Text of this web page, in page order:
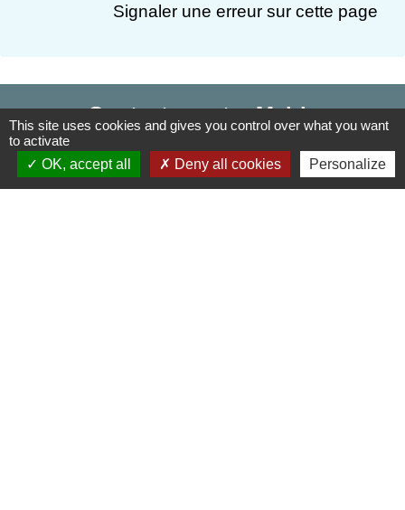
Signaler une erreur sur cette page
Contactez votre Mairie
Commune d'Haudivillers
5, rue de l'Église
This site uses cookies and gives you control over what you want
to activate
OK, accept all
Deny all cookies Personalize